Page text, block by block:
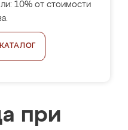
10% от стоимости
при